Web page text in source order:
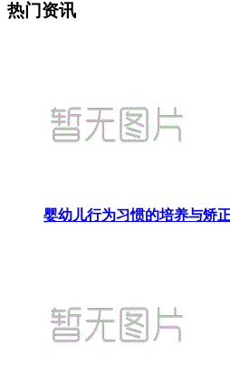
热门资讯
婴幼儿行为习惯的培养与矫